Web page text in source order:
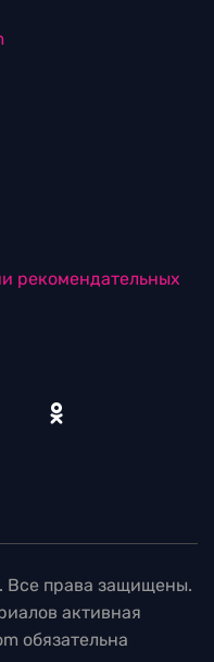
рекомендательных
права защищены.
активная
обязательна